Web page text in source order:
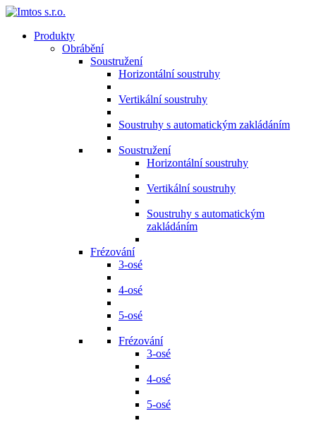
Produkty
Obrábění
Soustružení
Horizontální soustruhy
Vertikální soustruhy
Soustruhy s automatickým zakládáním
Soustružení
Horizontální soustruhy
Vertikální soustruhy
Soustruhy s automatickým
zakládáním
Frézování
3-osé
4-osé
5-osé
Frézování
3-osé
4-osé
5-osé